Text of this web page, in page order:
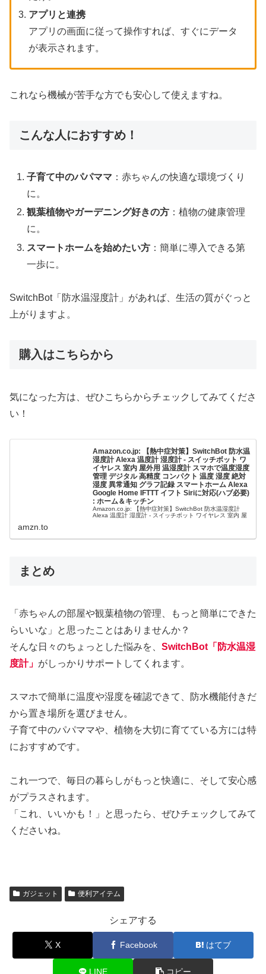
アプリと連携
アプリの画面に従って操作すれば、すぐにデータ
が表示されます。
これなら機械が苦手な方でも安心して使えますね。
こんな人におすすめ！
子育て中のパパママ ：赤ちゃんの快適な環境づくり
に。
観葉植物やガーデニング好きの方 ：植物の健康管理
に。
スマートホームを始めたい方 ：簡単に導入できる第
一歩に。
SwitchBot「防水温湿度計」があれば、生活の質がぐっと
上がりますよ。
購入はこちらから
気になった方は、ぜひこちらからチェックしてみてくださ
い！
Amazon.co.jp: 【熱中症対策】SwitchBot 防水温
湿度計 Alexa 温度計 湿度計 - スイッチボット ワ
イヤレス 室内 屋外用 温湿度計 スマホで温度湿度
管理 デジタル 高精度 コンパクト 温度 湿度 絶対
湿度 異常通知 グラフ記録 スマートホーム Alexa
Google Home IFTTT イフト Siriに対応(ハブ必要)
: ホーム＆キッチン
Amazon.co.jp: 【熱中症対策】SwitchBot 防水温湿度計
Alexa 温度計 湿度計 - スイッチボット ワイヤレス 室内 屋
amzn.to
まとめ
「赤ちゃんの部屋や観葉植物の管理、もっと簡単にできた
らいいな」と思ったことはありませんか？
そんな日々のちょっとした悩みを、 SwitchBot「防水温湿
度計」 がしっかりサポートしてくれます。
スマホで簡単に温度や湿度を確認できて、防水機能付きだ
から置き場所を選びません。
子育て中のパパママや、植物を大切に育てている方には特
におすすめです。
これ一つで、毎日の暮らしがもっと快適に、そして安心感
がプラスされます。
「これ、いいかも！」と思ったら、ぜひチェックしてみて
くださいね。
ガジェット 便利アイテム
シェアする
X Facebook はてブ
LINE コピー